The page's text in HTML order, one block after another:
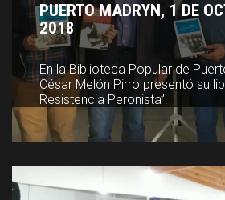
PUERTO MADRYN, 1 DE
2018
En la Biblioteca Popular de
César Melón Pirro presentó su
Resistencia Peronista”.
PUERTO MADRYN, 1 DE
2018
En la Biblioteca Popular de
César Melón Pirro presentó su
Resistencia Peronista”.